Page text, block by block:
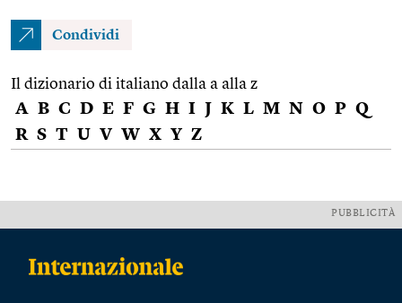
Condividi
Il dizionario di italiano dalla a alla z
A B C D E F G H I J K L M N O P Q
R S T U V W X Y Z
PUBBLICITÀ